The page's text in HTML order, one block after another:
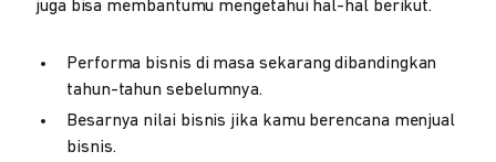
juga bisa membantumu mengetahui hal-hal berikut.
Performa bisnis di masa sekarang dibandingkan
tahun-tahun sebelumnya.
Besarnya nilai bisnis jika kamu berencana menjual
bisnis.